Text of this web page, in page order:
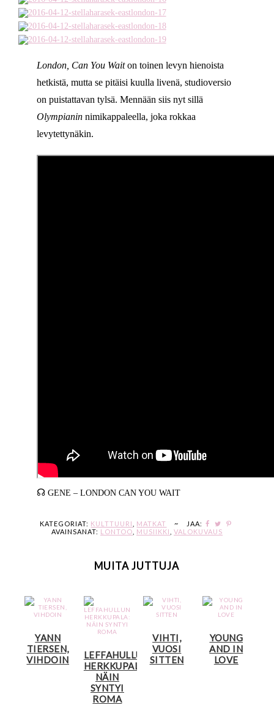
London, Can You Waiton toinen levyn hienoista
hetkistä, mutta se pitäisi kuulla livenä, studioversio
on puistattavan tylsä. Mennään siis nyt sillä
Olympianinnimikappaleella, joka rokkaa
levytettynäkin.
☊ GENE – LONDON CAN YOU WAIT
KATEGORIAT: KULTTUURI MATKAT ~
JAA:
AVAINSANAT: LONTOO MUSIIKKI VALOKUVAUS
MUITA JUTTUJA
YANN
TIERSEN,
VIHDOIN
LEFFAHULLUN
HERKKUPALA:
NÄIN
SYNTYI
ROMA
VIHTI,
VUOSI
SITTEN
YOUNG
AND IN
LOVE